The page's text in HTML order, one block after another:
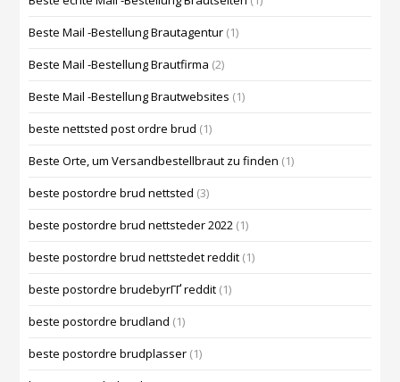
Beste Mail -Bestellung Brautagentur (1)
Beste Mail -Bestellung Brautfirma (2)
Beste Mail -Bestellung Brautwebsites (1)
beste nettsted post ordre brud (1)
Beste Orte, um Versandbestellbraut zu finden (1)
beste postordre brud nettsted (3)
beste postordre brud nettsteder 2022 (1)
beste postordre brud nettstedet reddit (1)
beste postordre brudebyrГҐ reddit (1)
beste postordre brudland (1)
beste postordre brudplasser (1)